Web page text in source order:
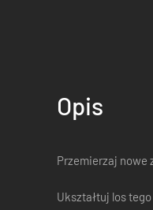
Opis
Przemierzaj nowe
Ukształtuj los